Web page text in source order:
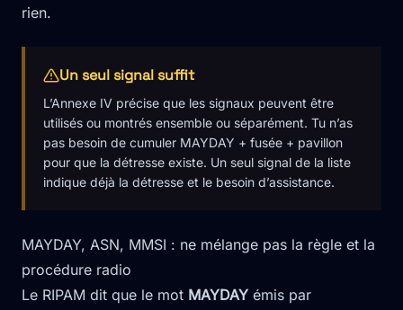
rien.
Un seul signal suffit
L’Annexe IV précise que les signaux peuvent être
utilisés ou montrés ensemble ou séparément. Tu n’as
pas besoin de cumuler MAYDAY + fusée + pavillon
pour que la détresse existe. Un seul signal de la liste
indique déjà la détresse et le besoin d’assistance.
MAYDAY, ASN, MMSI : ne mélange pas la règle et la
procédure radio
Le RIPAM dit que le mot MAYDAY émis par